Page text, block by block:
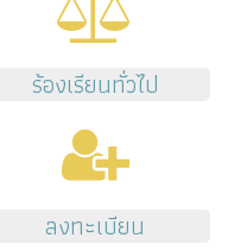
ร้องเรียนทั่วไป
ลงทะเบียน